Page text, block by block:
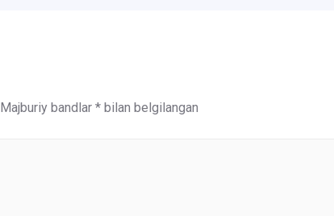
Majburiy bandlar *bilan belgilangan